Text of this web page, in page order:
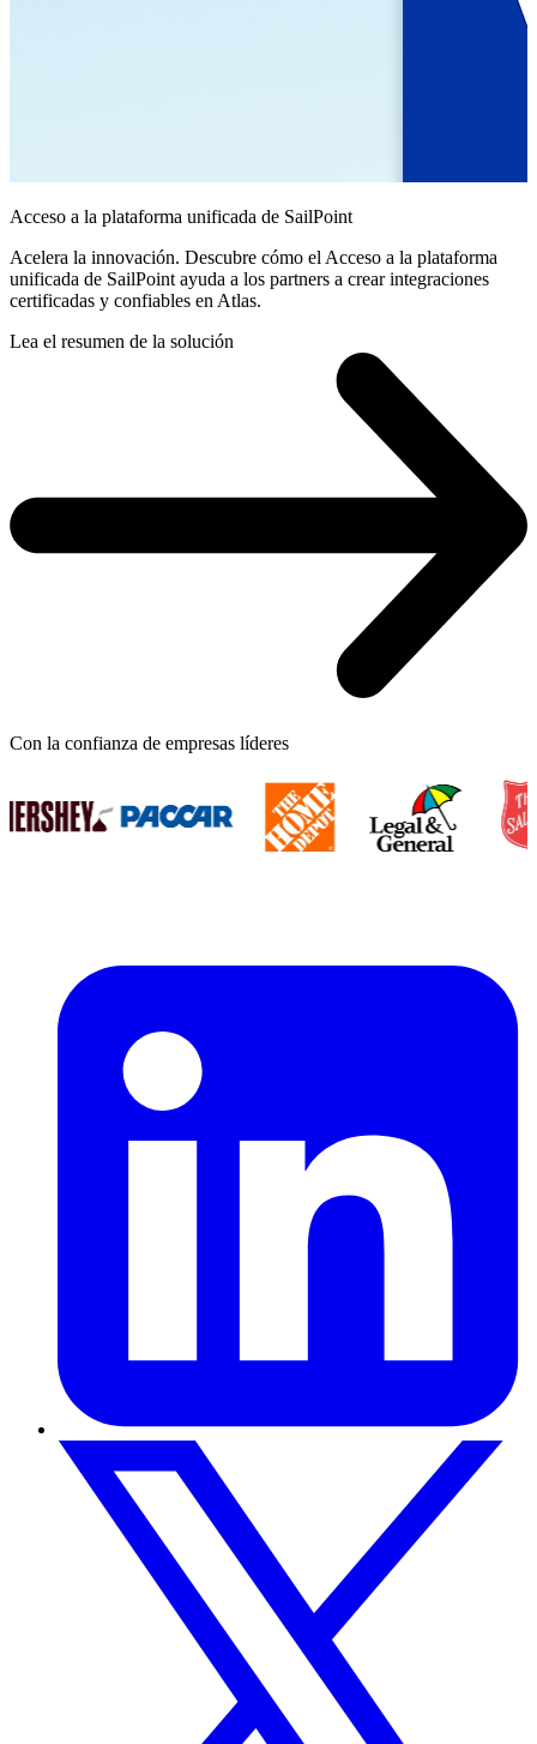
Acceso a la plataforma unificada de SailPoint
Acelera la innovación. Descubre cómo el Acceso a la plataforma
unificada de SailPoint ayuda a los partners a crear integraciones
certificadas y confiables en Atlas.
Lea el resumen de la solución
Con la confianza de empresas líderes